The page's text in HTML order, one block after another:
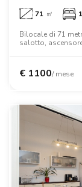
71 ㎡ 1
Bilocale di 71
salotto,
€ 1100/ mese